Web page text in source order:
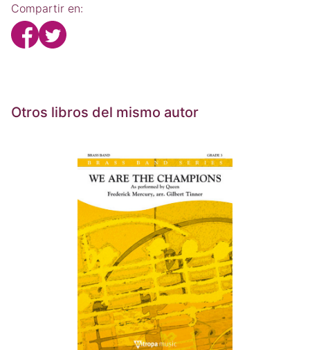
Compartir en:
Otros libros del mismo autor